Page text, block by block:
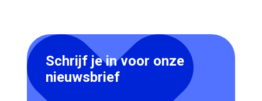
Schrijf je in voor onze
nieuwsbrief